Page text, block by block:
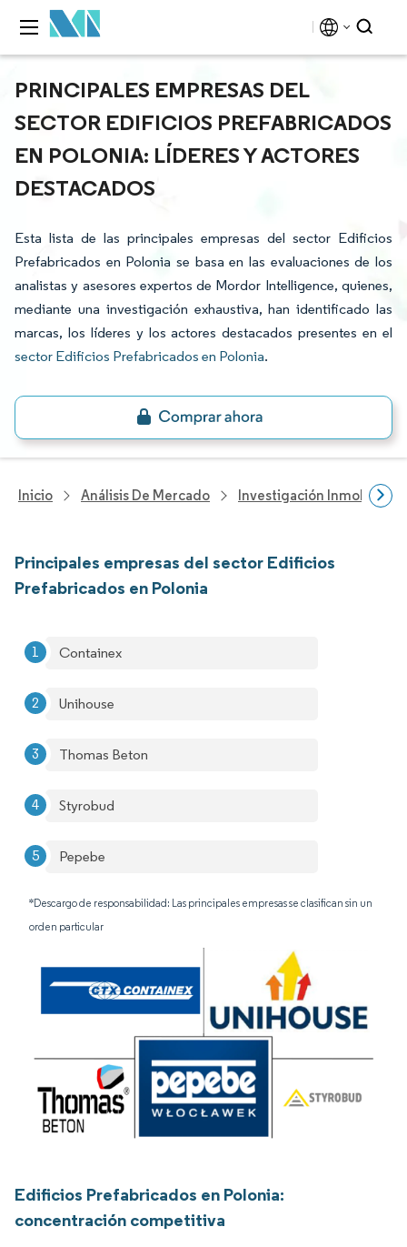
PRINCIPALES EMPRESAS DEL
SECTOR EDIFICIOS PREFABRICADOS
EN POLONIA: LÍDERES Y ACTORES
DESTACADOS
Esta lista de las principales empresas del sector Edificios
Prefabricados en Polonia se basa en las evaluaciones de los
analistas y asesores expertos de Mordor Intelligence, quienes,
mediante una investigación exhaustiva, han identificado las
marcas, los líderes y los actores destacados presentes en el
sector Edificios Prefabricados en Polonia.
Inicio Análisis De Mercado Investigación Inmobiliaria
Principales empresas del sector Edificios
Prefabricados en Polonia
Containex
Unihouse
Thomas Beton
Styrobud
Pepebe
*Descargo de responsabilidad: Las principales empresas se clasifican sin un
orden particular
Edificios Prefabricados en Polonia:
concentración competitiva